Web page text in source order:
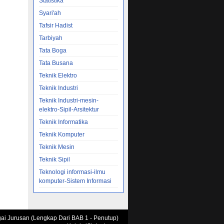
Syari'ah
Tafsir Hadist
Tarbiyah
Tata Boga
Tata Busana
Teknik Elektro
Teknik Industri
Teknik Industri-mesin-
elektro-Sipil-Arsitektur
Teknik Informatika
Teknik Komputer
Teknik Mesin
Teknik Sipil
Teknologi informasi-ilmu
komputer-Sistem Informasi
Jurusan (Lengkap Dari BAB 1 - Penutup)